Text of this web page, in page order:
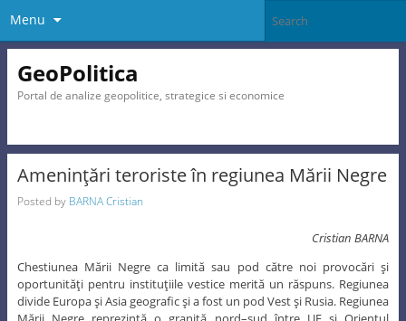
Menu
GeoPolitica
Portal de analize geopolitice, strategice si economice
Ameninţări teroriste în regiunea Mării Negre
Posted by BARNA Cristian
Cristian BARNA
Chestiunea Mării Negre ca limită sau pod către noi provocări şi
oportunităţi pentru instituţiile vestice merită un răspuns. Regiunea
divide Europa şi Asia geografic şi a fost un pod Vest şi Rusia. Regiunea